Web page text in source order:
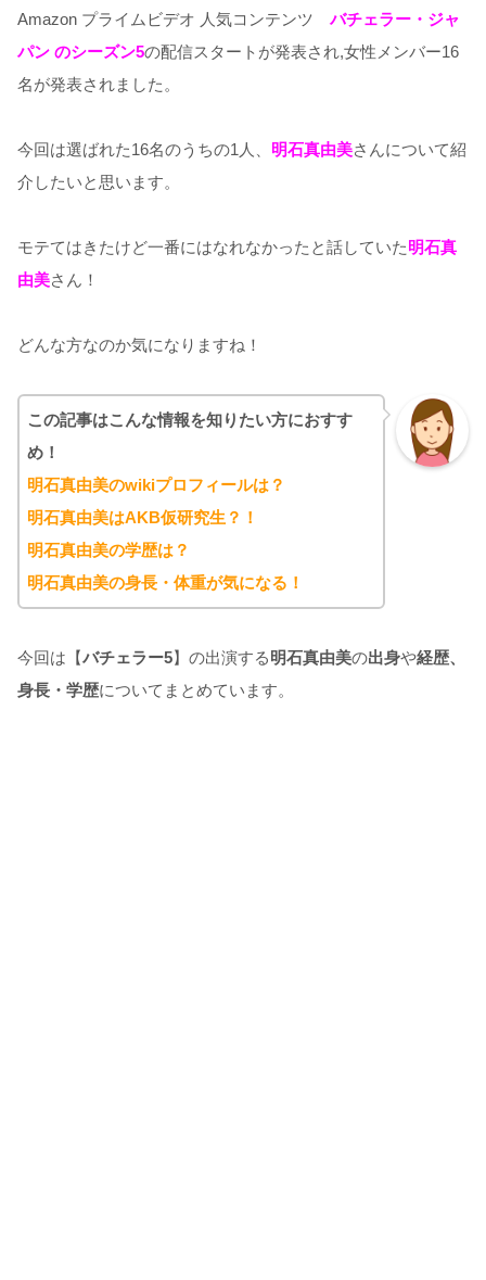
Amazon プライムビデオ 人気コンテンツバチェラー・ジャ
パン のシーズン5の配信スタートが発表され,女性メンバー16
名が発表されました。
今回は選ばれた16名のうちの1人、 明石真由美さんについて紹
介したいと思います。
モテてはきたけど一番にはなれなかったと話していた明石真
由美さん！
どんな方なのか気になりますね！
この記事はこんな情報を知りたい方におすす
め！
明石真由美のwikiプロフィールは？
明石真由美はAKB仮研究生？！
明石真由美の学歴は？
明石真由美の身長・体重が気になる！
今回は【バチェラー5】の出演する明石真由美の出身や経歴、
身長・学歴についてまとめています。